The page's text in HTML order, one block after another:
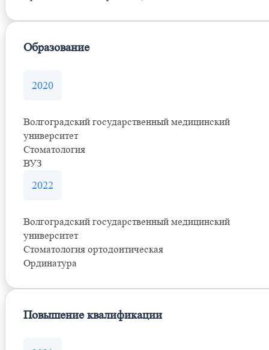
Образование
2020
Волгоградский государственный медицинский
университет
Стоматология
ВУЗ
2022
Волгоградский государственный медицинский
университет
Стоматология ортодонтическая
Ординатура
Повышение квалификации